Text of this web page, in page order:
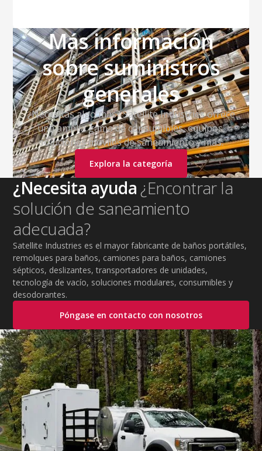
Más información
sobre suministros
generales
¿Necesitas algo más? Satellite Industries ofrece
una amplia gama de consumibles, equipos,
soluciones móviles de saneamiento y más.
Explora la categoría
¿Necesita ayuda¿Encontrar la
solución de saneamiento
adecuada?
Satellite Industries es el mayor fabricante de baños portátiles,
remolques para baños, camiones para baños, camiones
sépticos, deslizantes, transportadores de unidades,
tecnología de vacío, soluciones modulares, consumibles y
desodorantes.
Póngase en contacto con nosotros